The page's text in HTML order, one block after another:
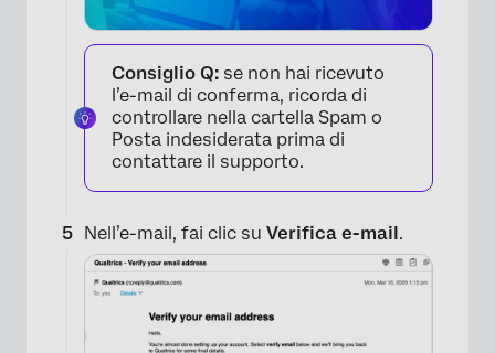
×
Consiglio Q: se non hai ricevuto
l’e-mail di conferma, ricorda di
controllare nella cartella Spam o
Posta indesiderata prima di
contattare il supporto.
Nell’e-mail, fai clic su Verifica e-mail.